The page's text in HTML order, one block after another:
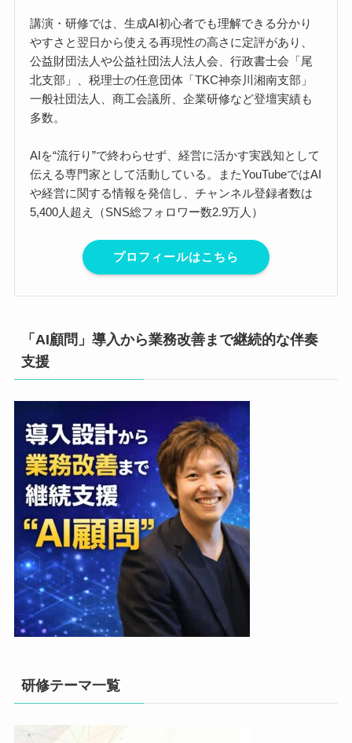
講演・研修では、生成AI初心者でも理解できる分かり
やすさと翌日から使える再現性の高さに定評があり、
公益財団法人や公益社団法人法人会、行政書士会「尾
北支部」、税理士の任意団体「TKC神奈川湘南支部」
一般社団法人、商工会議所、企業研修など登壇実績も
多数。
AIを“流行り”で終わらせず、経営に活かす実践知として
伝える専門家として活動している。またYouTubeではAI
や経営に関する情報を発信し、チャンネル登録者数は
5,400人超え（SNS総フォロワー数2.9万人）
プロフィールはこちら
「AI顧問」導入から業務改善まで継続的な伴奏
支援
研修テーマ一覧